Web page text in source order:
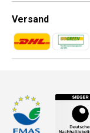
Versand
Zahlungsmethoden
Zahlungsmethoden